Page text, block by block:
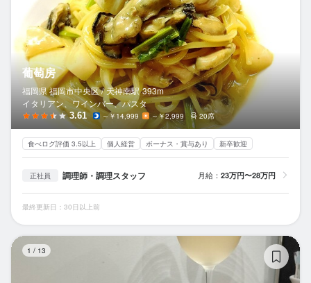
葡萄房
福岡県 福岡市中央区 / 天神南駅 393m
イタリアン、ワインバー、パスタ
3.61 ～￥14,999 ～￥2,999 20席
食べログ評価 3.5以上 個人経営 ボーナス・賞与あり 新卒歓迎
正社員 調理師・調理スタッフ 月給： 23万円〜28万円
最終更新日：30日以上前
1 / 13